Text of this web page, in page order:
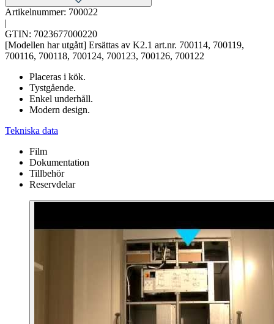
Artikelnummer: 700022
|
GTIN: 7023677000220
[Modellen har utgått] Ersättas av K2.1 art.nr. 700114, 700119,
700116, 700118, 700124, 700123, 700126, 700122
Placeras i kök.
Tystgående.
Enkel underhåll.
Modern design.
Tekniska data
Film
Dokumentation
Tillbehör
Reservdelar